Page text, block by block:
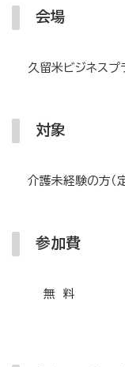
会場
久留米ビジネスプ
対象
介護未経験の方（
参加費
無 料